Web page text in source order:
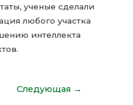
ученые сделали
любого участка
интеллекта
Следующая →